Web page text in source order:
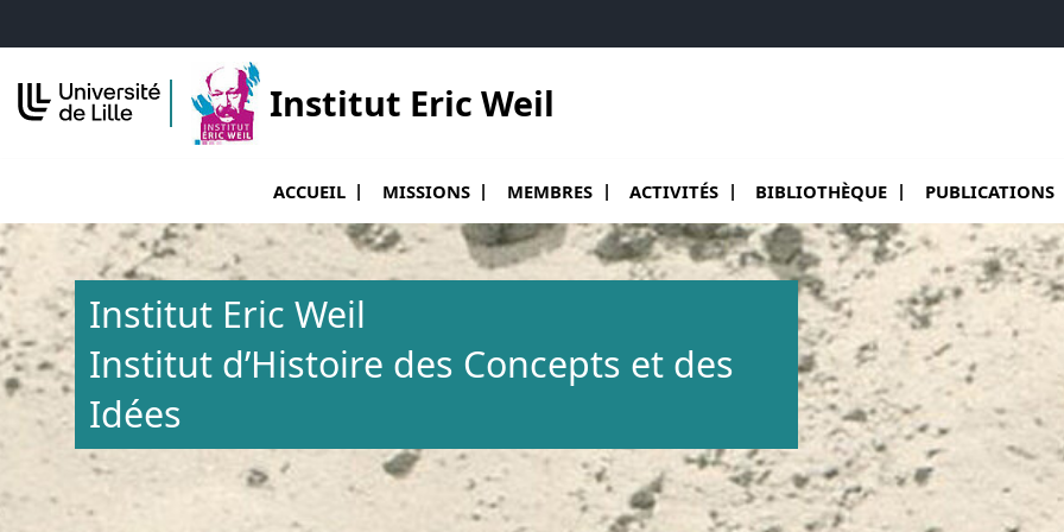
Institut Eric Weil
ACCUEIL MISSIONS MEMBRES ACTIVITÉS BIBLIOTHÈQUE PUBLICATIONS
Institut Eric Weil
Institut d’Histoire des Concepts et des
Idées